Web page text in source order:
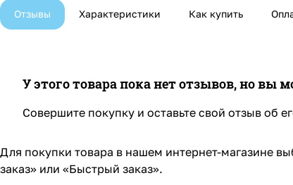
Отзывы Характеристики Как купить
У этого товара пока нет отзывов, но вы
Совершите покупку и оставьте свой отзыв об
Для покупки товара в нашем интернет-магазине
заказ» или «Быстрый заказ».